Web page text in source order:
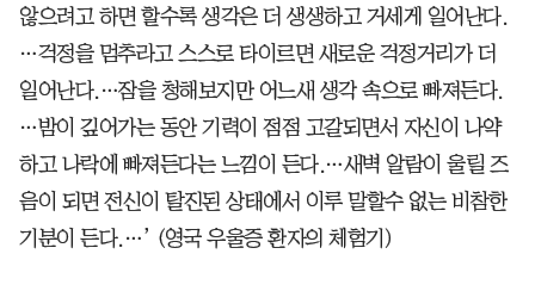
않으려고 하면 할수록 생각은 더 생생하고 거세게 일어난다.
…걱정을 멈추라고 스스로 타이르면 새로운 걱정거리가 더
일어난다.…잠을 청해보지만 어느새 생각 속으로 빠져든다.
…밤이 깊어가는 동안 기력이 점점 고갈되면서 자신이 나약
하고 나락에 빠져든다는 느낌이 든다.…새벽 알람이 울릴 즈
음이 되면 전신이 탈진된 상태에서 이루 말할수 없는 비참한
기분이 든다.…’ (영국 우울증 환자의 체험기)